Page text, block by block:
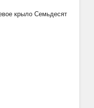
крыло Семьдесят